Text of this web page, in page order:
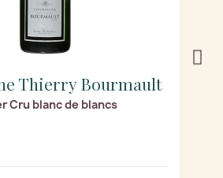
Thierry Bourmault
Cru blanc de blancs